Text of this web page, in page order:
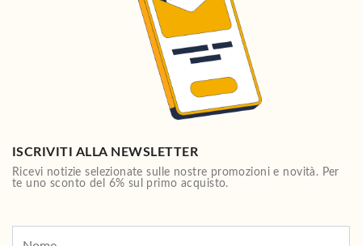
ISCRIVITI ALLA NEWSLETTER
Ricevi notizie selezionate sulle nostre promozioni e novità. Per
te uno sconto del 6% sul primo acquisto.